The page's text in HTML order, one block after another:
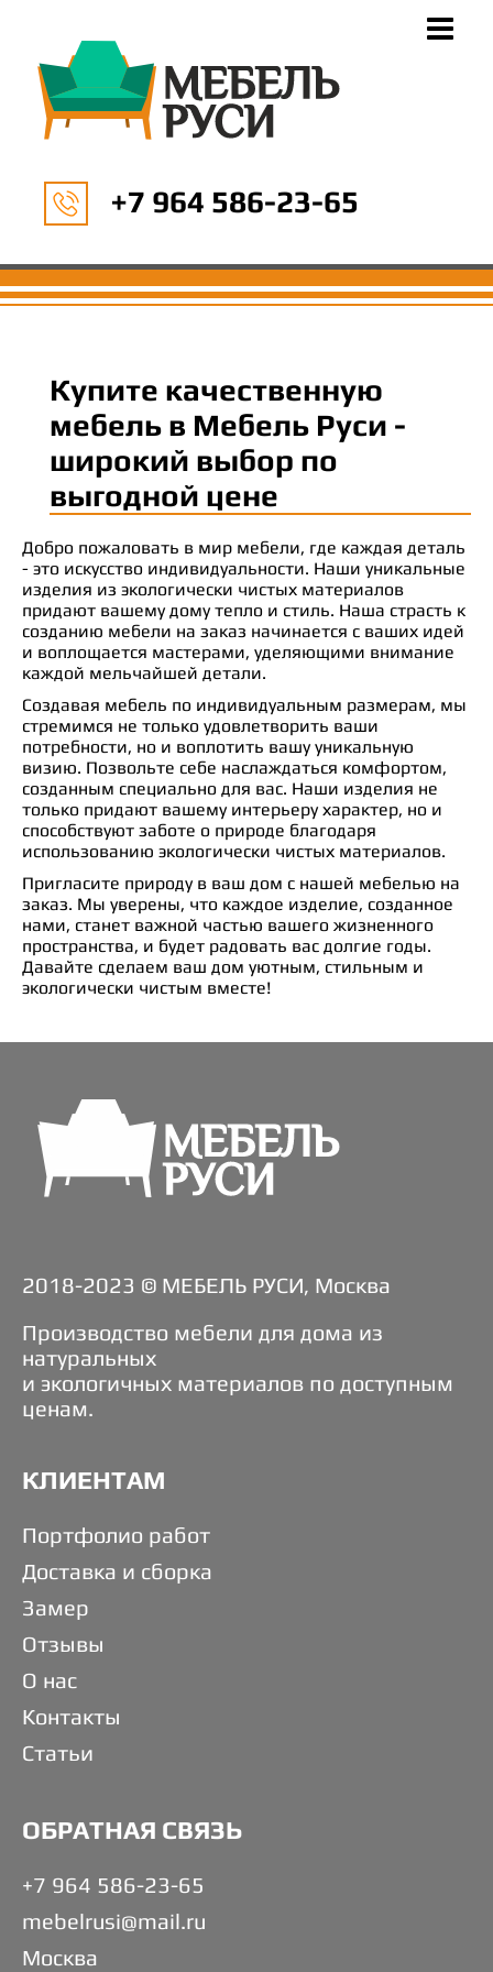
+7 964 586-23-65
Купите качественную
мебель в Мебель Руси -
широкий выбор по
выгодной цене
Добро пожаловать в мир мебели, где каждая деталь
- это искусство индивидуальности. Наши уникальные
изделия из экологически чистых материалов
придают вашему дому тепло и стиль. Наша страсть к
созданию мебели на заказ начинается с ваших идей
и воплощается мастерами, уделяющими внимание
каждой мельчайшей детали.
Создавая мебель по индивидуальным размерам, мы
стремимся не только удовлетворить ваши
потребности, но и воплотить вашу уникальную
визию. Позвольте себе наслаждаться комфортом,
созданным специально для вас. Наши изделия не
только придают вашему интерьеру характер, но и
способствуют заботе о природе благодаря
использованию экологически чистых материалов.
Пригласите природу в ваш дом с нашей мебелью на
заказ. Мы уверены, что каждое изделие, созданное
нами, станет важной частью вашего жизненного
пространства, и будет радовать вас долгие годы.
Давайте сделаем ваш дом уютным, стильным и
экологически чистым вместе!
2018-2023 © МЕБЕЛЬ РУСИ, Москва
Производство мебели для дома из
натуральных
и экологичных материалов по доступным
ценам.
КЛИЕНТАМ
Портфолио работ
Доставка и сборка
Замер
Отзывы
О нас
Контакты
Статьи
ОБРАТНАЯ СВЯЗЬ
+7 964 586-23-65
mebelrusi@mail.ru
Москва